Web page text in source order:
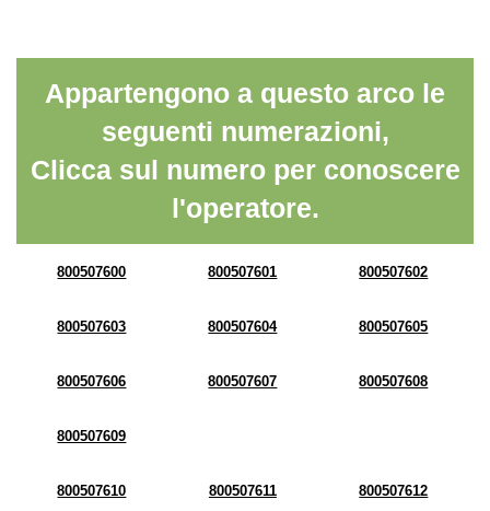
Appartengono a questo arco le
seguenti numerazioni,
Clicca sul numero per conoscere
l'operatore.
800507600 800507601 800507602
800507603 800507604 800507605
800507606 800507607 800507608
800507609
800507610 800507611 800507612